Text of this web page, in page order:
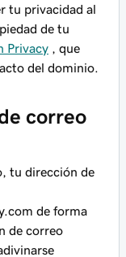
tu privacidad al
de tu
Privacy , que
del dominio.
correo
tu dirección de
de forma
de correo